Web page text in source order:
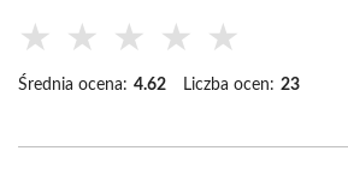
★ ★ ★ ★ ★
Średnia ocena: 4.62 Liczba ocen: 23